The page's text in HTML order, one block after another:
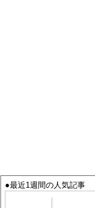
●最近1週間の人気記事